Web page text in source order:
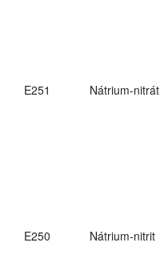
E251 Nátrium-nitrát
E250 Nátrium-nitrit